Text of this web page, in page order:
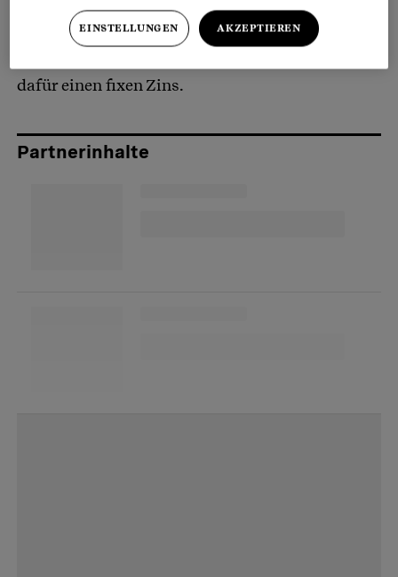
gibt es mehr Zins – und umgekehrt. Die
Spielregeln sind klar: Man gibt einen fixen
dafür einen fixen Zins.
Partnerinhalte
EINSTELLUNGEN AKZEPTIEREN